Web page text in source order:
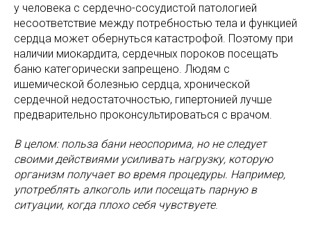
у человека с сердечно-сосудистой патологией
несоответствие между потребностью тела и функцией
сердца может обернуться катастрофой. Поэтому при
наличии миокардита, сердечных пороков посещать
баню категорически запрещено. Людям с
ишемической болезнью сердца, хронической
сердечной недостаточностью, гипертонией лучше
предварительно проконсультироваться с врачом.
В целом: польза бани неоспорима, но не следует
своими действиями усиливать нагрузку, которую
организм получает во время процедуры. Например,
употреблять алкоголь или посещать парную в
ситуации, когда плохо себя чувствуете.